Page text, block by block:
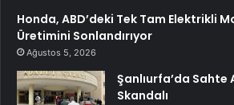
Honda, ABD’deki Tek Tam Elektrikli
Üretimini Sonlandırıyor
Ağustos 5, 2026
Şanlıurfa’da Sahte
Skandalı